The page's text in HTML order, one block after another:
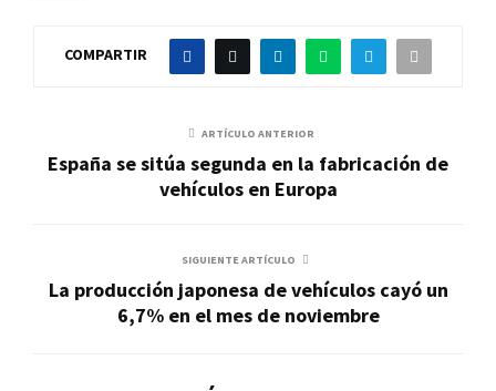
COMPARTIR
ARTÍCULO ANTERIOR
España se sitúa segunda en la fabricación de
vehículos en Europa
SIGUIENTE ARTÍCULO
La producción japonesa de vehículos cayó un
6,7% en el mes de noviembre